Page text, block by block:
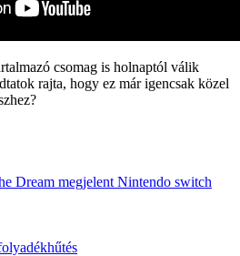
csomag is holnaptól válik
rajta, hogy ez már igencsak közel
Dream megjelent Nintendo switch